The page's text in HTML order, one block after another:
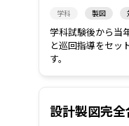
学科 製図
学科試験後から当
と巡回指導をセッ
す。
設計製図完